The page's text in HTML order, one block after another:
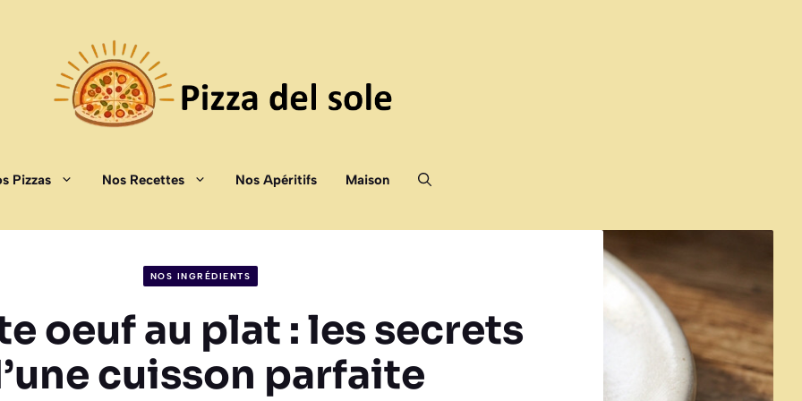
Pizzas Nos Recettes Nos Apéritifs Maison
NOS INGRÉDIENTS
oeuf au plat : les secrets
cuisson parfaite